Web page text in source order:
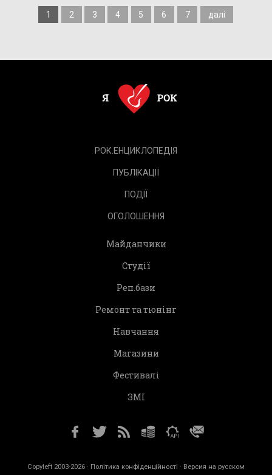
1 2 3 4 5 6 7 далі
РОК.ЕНЦИКЛОПЕДІЯ
ПУБЛІКАЦІЇ
ПОДІЇ
ОГОЛОШЕННЯ
Майданчики
Студії
Реп.бази
Ремонт та тюнінг
Навчання
Магазини
Фестивалі
ЗМІ
Copyleft 2003-2026 · Політика конфіденційності · Версия на русском